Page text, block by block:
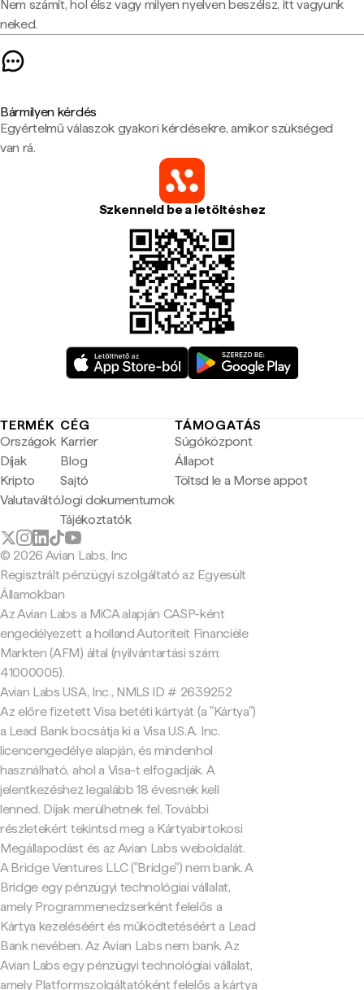
Nem számít, hol élsz vagy milyen nyelven beszélsz, itt vagyunk
neked.
Bármilyen kérdés
Egyértelmű válaszok gyakori kérdésekre, amikor szükséged
van rá.
Szkenneld be a letöltéshez
TERMÉK
Országok
Díjak
Kripto
Valutaváltó
CÉG
Karrier
Blog
Sajtó
Jogi dokumentumok
Tájékoztatók
TÁMOGATÁS
Súgóközpont
Állapot
Töltsd le a Morse appot
© 2026 Avian Labs, Inc
Regisztrált pénzügyi szolgáltató az Egyesült
Államokban
Az Avian Labs a MiCA alapján CASP-ként
engedélyezett a holland Autoriteit Financiële
Markten (AFM) által (nyilvántartási szám:
41000005).
Avian Labs USA, Inc., NMLS ID # 2639252
Az előre fizetett Visa betéti kártyát (a "Kártya")
a Lead Bank bocsátja ki a Visa U.S.A. Inc.
licencengedélye alapján, és mindenhol
használható, ahol a Visa-t elfogadják. A
jelentkezéshez legalább 18 évesnek kell
lenned. Díjak merülhetnek fel. További
részletekért tekintsd meg a Kártyabirtokosi
Megállapodást és az Avian Labs weboldalát.
A Bridge Ventures LLC ("Bridge") nem bank. A
Bridge egy pénzügyi technológiai vállalat,
amely Programmenedzserként felelős a
Kártya kezeléséért és működtetéséért a Lead
Bank nevében. Az Avian Labs nem bank. Az
Avian Labs egy pénzügyi technológiai vállalat,
amely Platformszolgáltatóként felelős a kártya